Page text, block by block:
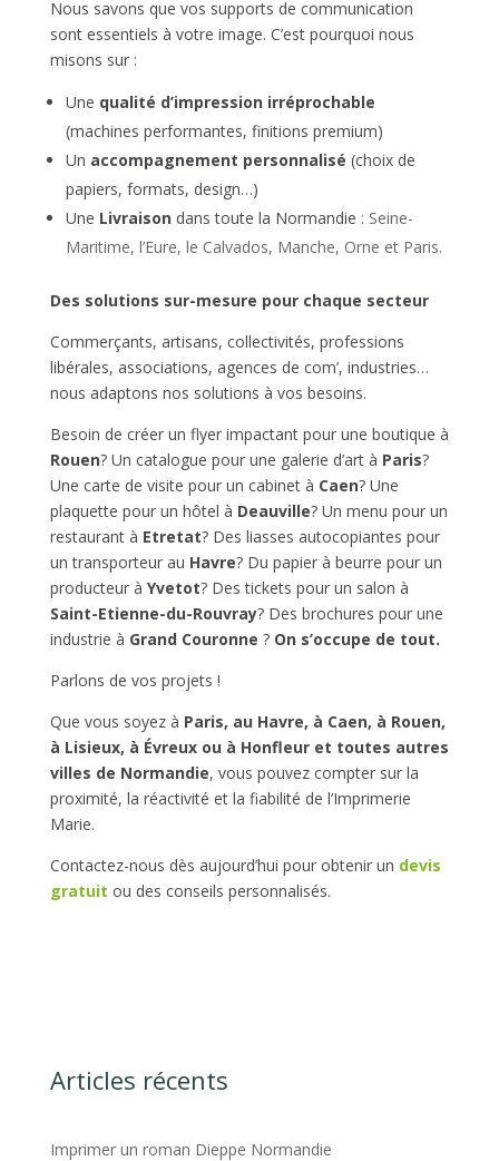
Nous savons que vos supports de communication
sont essentiels à votre image. C’est pourquoi nous
misons sur :
Une qualité d’impression irréprochable
(machines performantes, finitions premium)
Un accompagnement personnalisé (choix de
papiers, formats, design…)
Une Livraison dans toute la Normandie : Seine-
Maritime, l’Eure, le Calvados, Manche, Orne et Paris.
Des solutions sur-mesure pour chaque secteur
Commerçants, artisans, collectivités, professions
libérales, associations, agences de com’, industries…
nous adaptons nos solutions à vos besoins.
Besoin de créer un flyer impactant pour une boutique à
Rouen? Un catalogue pour une galerie d’art à Paris?
Une carte de visite pour un cabinet à Caen? Une
plaquette pour un hôtel à Deauville? Un menu pour un
restaurant à Etretat? Des liasses autocopiantes pour
un transporteur au Havre? Du papier à beurre pour un
producteur à Yvetot? Des tickets pour un salon à
Saint-Etienne-du-Rouvray? Des brochures pour une
industrie à Grand Couronne ? On s’occupe de tout.
Parlons de vos projets !
Que vous soyez à Paris, au Havre, à Caen, à Rouen,
à Lisieux, à Évreux ou à Honfleur et toutes autres
villes de Normandie, vous pouvez compter sur la
proximité, la réactivité et la fiabilité de l’Imprimerie
Marie.
Contactez-nous dès aujourd’hui pour obtenir un devis
gratuit ou des conseils personnalisés.
Articles récents
Imprimer un roman Dieppe Normandie